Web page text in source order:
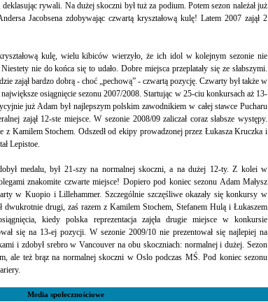
rywali. Na dużej skoczni był tuż za podium. Potem sezon należał już
Jacobsena zdobywając czwartą kryształową kulę! Latem 2007 zajął 2
kulę, wielu kibiców wierzyło, że ich idol w kolejnym sezonie nie
nie do końca się to udało. Dobre miejsca przeplatały się ze słabszymi.
zajął bardzo dobrą - choć „pechową” - czwartą pozycję. Czwarty był także w
osiągnięcie sezonu 2007/2008. Startując w 25-ciu konkursach aż 13-
już Adam był najlepszym polskim zawodnikiem w całej stawce Pucharu
zajął 12-ste miejsce. W sezonie 2008/09 zaliczał coraz słabsze występy.
z Kamilem Stochem. Odszedł od ekipy prowadzonej przez Łukasza Kruczka i
Lepistoe.
medalu, był 21-szy na normalnej skoczni, a na dużej 12-ty. Z kolei w
znakomite czwarte miejsce! Dopiero pod koniec sezonu Adam Małysz
w Kuopio i Lillehammer. Szczególnie szczęśliwe okazały się konkursy w
dwukrotnie drugi, zaś razem z Kamilem Stochem, Stefanem Hulą i Łukaszem
kiedy polska reprezentacja zajęła drugie miejsce w konkursie
się na 13-ej pozycji. W sezonie 2009/10 nie prezentował się najlepiej na
i zdobył srebro w Vancouver na obu skoczniach: normalnej i dużej. Sezon
ale też brąz na normalnej skoczni w Oslo podczas MŚ. Pod koniec sezonu
Media społecznościowe